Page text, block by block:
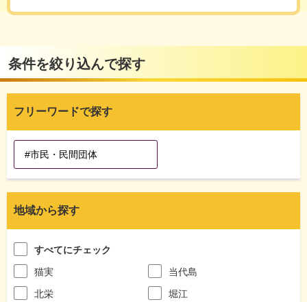
条件を絞り込んで探す
フリーワードで探す
地域から探す
すべてにチェック
猫実
当代島
北栄
堀江